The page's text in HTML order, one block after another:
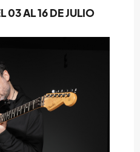
03 AL 16 DE JULIO